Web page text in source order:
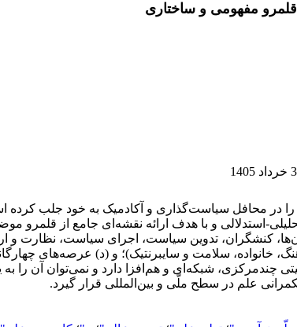
مفهومی و ساختاری
1405
را در محافل سیاست‌گذاری و آکادمیک به خود جلب
استدلالی و با هدف ارائه نقشه‌ای جامع از قلمرو
کنشگران، تدوین سیاست، اجرای سیاست، نظارت و
خانواده، سلامت و سایبرنتیک)؛ و (د) عرصه‌های
شبکه‌ای و هم‌افزا دارد و نمی‌توان آن را به
علم در سطح ملّی و بین‌المللی قرار گیرد.